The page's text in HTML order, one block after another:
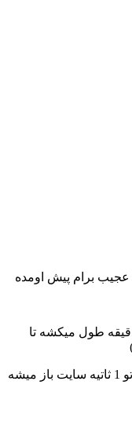
برام پیش اومده
وقتی بدون انتی فیلتر بازش میکنم 15 دقیقه طول میکشه تا
اما زبانی که پروکسی فایر رو فعال میکنم تو 1 ثاتیه سایت باز میشه